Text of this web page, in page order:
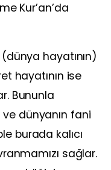
Kur’an’da
hayatının)
hayatının ise
Bununla
dünyanın fani
burada kalıcı
sağlar.